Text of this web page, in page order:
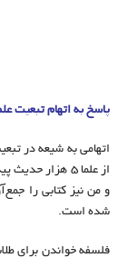
پاسخ به اتهام تبعیت
اتهامی به شیعه در
از علما ۵
و من نیز کتابی را
شده است.
فلسفه خواندن برای